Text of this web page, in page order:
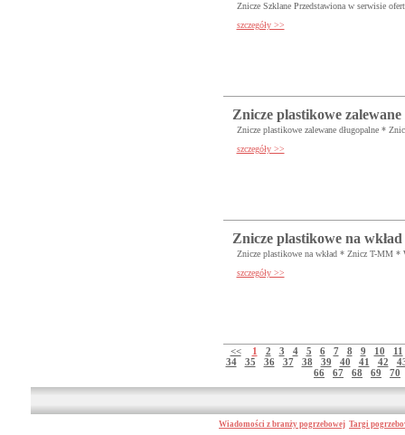
Znicze Szklane Przedstawiona w serwisie
szczegóły >>
Znicze plastikowe zalewane
Znicze plastikowe zalewane długopalne *
szczegóły >>
Znicze plastikowe na wkład
Znicze plastikowe na wkład * Znicz T-MM *
szczegóły >>
<< 1 2 3 4 5 6 7 8 9 10
11
34
35 36 37 38 39 40 41 42
66
67 68 69 70
Wiadomości z branży pogrzebowej Targi